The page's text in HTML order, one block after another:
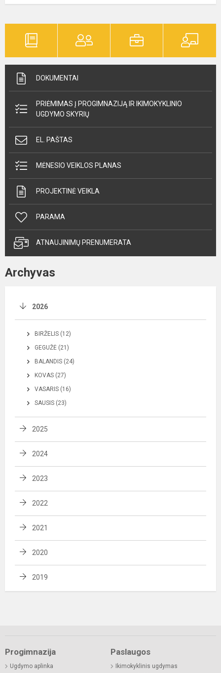
DOKUMENTAI
PRIĖMIMAS Į PROGIMNAZIJĄ IR IKIMOKYKLINIO
UGDYMO SKYRIŲ
EL. PAŠTAS
MĖNESIO VEIKLOS PLANAS
PROJEKTINĖ VEIKLA
PARAMA
ATNAUJINIMŲ PRENUMERATA
Archyvas
2026
BIRŽELIS (12)
GEGUŽĖ (21)
BALANDIS (24)
KOVAS (27)
VASARIS (16)
SAUSIS (23)
2025
2024
2023
2022
2021
2020
2019
Progimnazija
Ugdymo aplinka
Paslaugos
Ikimokyklinis ugdymas